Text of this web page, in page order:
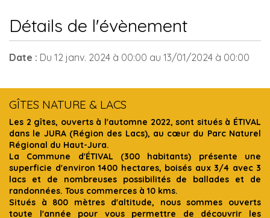
Détails de l'évènement
Date : Du 12 janv. 2024 à 00:00 au 13/01/2024 à 00:00
GÎTES NATURE & LACS
Les 2 gîtes, ouverts à l'automne 2022, sont situés à ÉTIVAL
dans le JURA (Région des Lacs), au cœur du Parc Naturel
Régional du Haut-Jura.
La Commune d'ÉTIVAL (300 habitants) présente une
superficie d'environ 1400 hectares, boisés aux 3/4 avec 3
lacs et de nombreuses possibilités de ballades et de
randonnées. Tous commerces à 10 kms.
Situés à 800 mètres d'altitude, nous sommes ouverts
toute l'année pour vous permettre de découvrir les